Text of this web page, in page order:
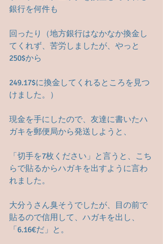
銀行を何件も
回ったり（地方銀行はなかなか換金し
てくれず、苦労しましたが、やっと
250$から
249.17$に換金してくれるところを見つ
けました。）
現金を手にしたので、友達に書いたハ
ガキを郵便局から発送しようと、
「切手を7枚ください」と言うと、こち
らで貼るからハガキを出すように言わ
れました。
大分うさん臭そうでしたが、目の前で
貼るので信用して、ハガキを出し、
「6.16€だ」と。